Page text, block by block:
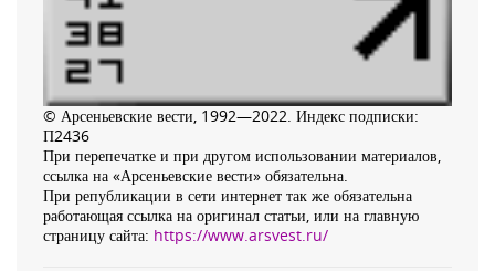
© Арсеньевские вести, 1992—2022. Индекс подписки:
П2436
При перепечатке и при другом использовании материалов,
ссылка на «Арсеньевские вести» обязательна.
При републикации в сети интернет так же обязательна
работающая ссылка на оригинал статьи, или на главную
страницу сайта: https://www.arsvest.ru/